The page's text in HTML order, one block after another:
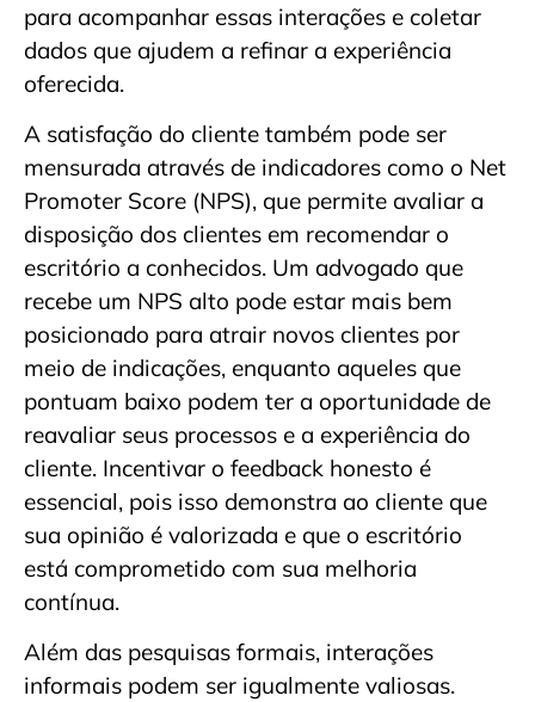
para acompanhar essas interações e coletar
dados que ajudem a refinar a experiência
oferecida.
A satisfação do cliente também pode ser
mensurada através de indicadores como o Net
Promoter Score (NPS), que permite avaliar a
disposição dos clientes em recomendar o
escritório a conhecidos. Um advogado que
recebe um NPS alto pode estar mais bem
posicionado para atrair novos clientes por
meio de indicações, enquanto aqueles que
pontuam baixo podem ter a oportunidade de
reavaliar seus processos e a experiência do
cliente. Incentivar o feedback honesto é
essencial, pois isso demonstra ao cliente que
sua opinião é valorizada e que o escritório
está comprometido com sua melhoria
contínua.
Além das pesquisas formais, interações
informais podem ser igualmente valiosas.